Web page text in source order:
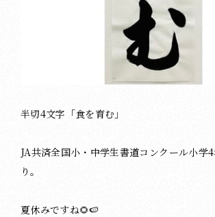
半切4文字「食を育む」
JA共済全国小・中学生書道コンクール小学
り。
夏休みですね🌻🍉